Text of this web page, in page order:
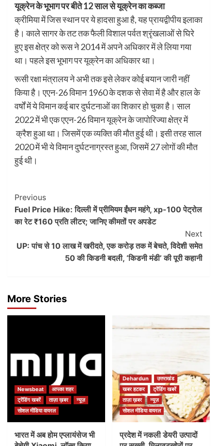
यूक्रेन के भूभाग पर बीते 12 साल से यूक्रेन का कब्जा
क्रीमिया में जिस स्थान पर ये हादसा हुआ है, यह प्रायद्वीपीय इलाका
है। काले सागर के तट तक फैली विशाल पर्वत श्रृंखलाओं से घिरे
हुए इस क्षेत्र को रूस ने 2014 में अपने अधिकार में ले लिया गया
था। पहले इस भूभाग पर यूक्रेन का अधिकार था।
रूसी रक्षा मंत्रालय ने अभी तक इसे लेकर कोई बयान जारी नहीं
किया है। एएन-26 विमान 1960 के दशक से सेवा में है और हाल के
वर्षों में ये विमान कई बार दुर्घटनाओं का शिकार हो चुका है। साल
2022 में भी एक एएन-26 विमान यूक्रेन के जापोरिज्या क्षेत्र में
क्रैश हुआ था। जिसमें एक व्यक्ति की मौत हुई थी। इसी तरह साल
2020 में भी ये विमान दुर्घटनाग्रस्त हुआ, जिसमें 27 लोगों की मौत
हुई थी।
Post
Navigation
Previous
Fuel Price Hike: दिल्ली में प्रीमियम ईंधन महंगे, xp-100 पेट्रोल
का रेट ₹160 प्रति लीटर; जानिए कीमतों पर अपडेट
Next
UP: पांच से 10 लाख में खरीदते, एक करोड़ तक में बेचते, विदेशी समेत
50 की किडनी बदली, ‘किडनी मंडी’ की पूरी कहानी
More Stories
Newsbeat
आपका शहर
ट्रेंडिंग खबरें
ताज़ा ख़बर
न्यूज़
सोशल मीडिया वायरल
भारत में अब होम एप्लायंसेज भी
Dehardun
उत्तराखंड
खबर हटकर
ट्रेंडिंग खबरें
ताज़ा ख़बर
न्यूज़
सोशल मीडिया वायरल
प्रदेश में नकली डेयरी उत्पादों